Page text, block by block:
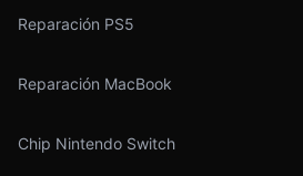
Reparación PS5
Reparación MacBook
Chip Nintendo Switch